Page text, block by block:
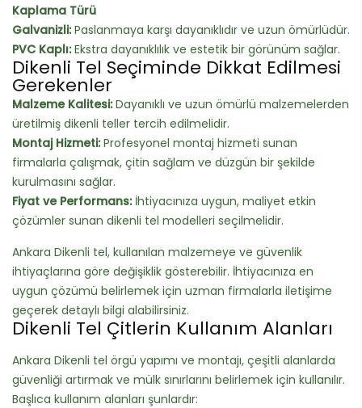
Kaplama Türü
Galvanizli:Paslanmaya karşı dayanıklıdır ve uzun ömürlüdür.
PVC Kaplı:Ekstra dayanıklılık ve estetik bir görünüm sağlar.
Dikenli Tel Seçiminde Dikkat Edilmesi
Gerekenler
Malzeme Kalitesi:Dayanıklı ve uzun ömürlü malzemelerden
üretilmiş dikenli teller tercih edilmelidir.
Montaj Hizmeti:Profesyonel montaj hizmeti sunan
firmalarla çalışmak, çitin sağlam ve düzgün bir şekilde
kurulmasını sağlar.
Fiyat ve Performans:İhtiyacınıza uygun, maliyet etkin
çözümler sunan dikenli tel modelleri seçilmelidir.
Ankara Dikenli tel, kullanılan malzemeye ve güvenlik
ihtiyaçlarına göre değişiklik gösterebilir. İhtiyacınıza en
uygun çözümü belirlemek için uzman firmalarla iletişime
geçerek detaylı bilgi alabilirsiniz.
Dikenli Tel Çitlerin Kullanım Alanları
Ankara Dikenli tel örgü yapımı ve montajı, çeşitli alanlarda
güvenliği artırmak ve mülk sınırlarını belirlemek için kullanılır.
Başlıca kullanım alanları şunlardır: